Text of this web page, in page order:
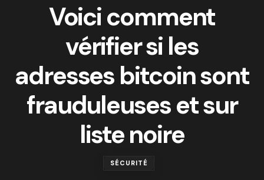
Voici comment
vérifier si les
adresses bitcoin sont
frauduleuses et sur
liste noire
SÉCURITÉ